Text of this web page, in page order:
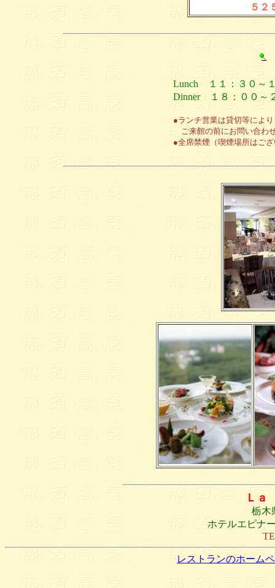
５２
Lunch １１：３０～
Dinner １８：００～
●ランチ営業は貸切等によ
ご来館の前にお問い合わ
●全席禁煙（喫煙場所はご
Ｌ
栃木
ホテルエピナ
レストランのホーム